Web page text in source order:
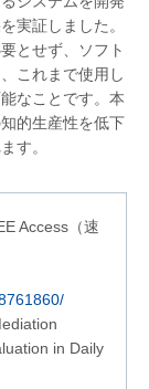
実証しました。
とせず、ソフト
これまで使用し
なことです。本
的生産性を低下
す。
Access（速
in Daily